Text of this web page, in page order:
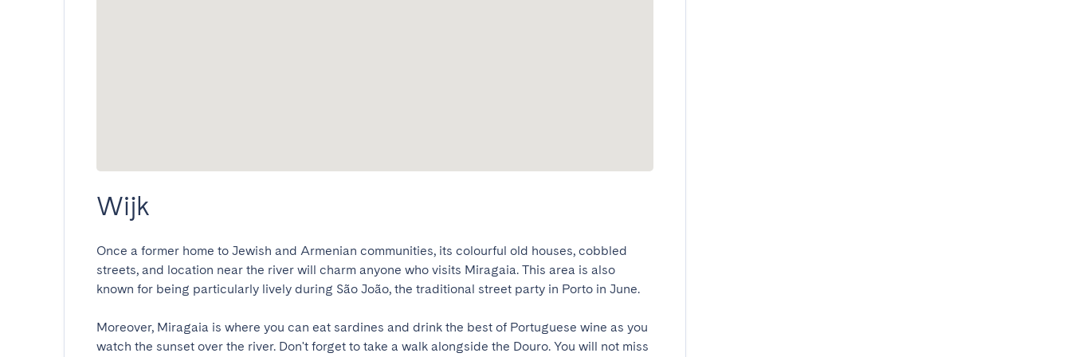
Wijk
Once a former home to Jewish and Armenian communities, its colourful old houses, cobbled
streets, and location near the river will charm anyone who visits Miragaia. This area is also
known for being particularly lively during São João, the traditional street party in Porto in June.
Moreover, Miragaia is where you can eat sardines and drink the best of Portuguese wine as you
watch the sunset over the river. Don't forget to take a walk alongside the Douro. You will not miss